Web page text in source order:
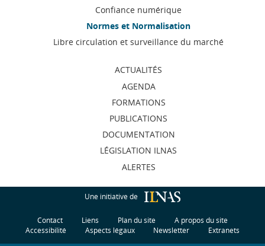
navigation
Confiance numérique
Normes et Normalisation
Libre circulation et surveillance du marché
ACTUALITÉS
AGENDA
FORMATIONS
PUBLICATIONS
DOCUMENTATION
LÉGISLATION ILNAS
ALERTES
Une initiative de
Contact Liens Plan du site
A propos du site
Accessibilité
Aspects légaux Newsletter Extranets